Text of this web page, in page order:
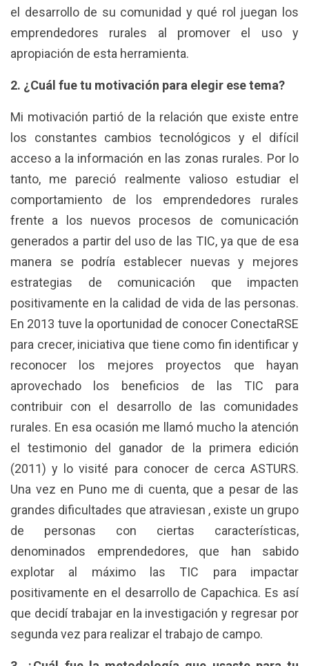
el desarrollo de su comunidad y qué rol juegan los
emprendedores rurales al promover el uso y
apropiación de esta herramienta.
2. ¿Cuál fue tu motivación para elegir ese tema?
Mi motivación partió de la relación que existe entre
los constantes cambios tecnológicos y el difícil
acceso a la información en las zonas rurales. Por lo
tanto, me pareció realmente valioso estudiar el
comportamiento de los emprendedores rurales
frente a los nuevos procesos de comunicación
generados a partir del uso de las TIC, ya que de esa
manera se podría establecer nuevas y mejores
estrategias de comunicación que impacten
positivamente en la calidad de vida de las personas.
En 2013 tuve la oportunidad de conocer ConectaRSE
para crecer, iniciativa que tiene como fin identificar y
reconocer los mejores proyectos que hayan
aprovechado los beneficios de las TIC para
contribuir con el desarrollo de las comunidades
rurales. En esa ocasión me llamó mucho la atención
el testimonio del ganador de la primera edición
(2011) y lo visité para conocer de cerca ASTURS.
Una vez en Puno me di cuenta, que a pesar de las
grandes dificultades que atraviesan , existe un grupo
de personas con ciertas características,
denominados emprendedores, que han sabido
explotar al máximo las TIC para impactar
positivamente en el desarrollo de Capachica. Es así
que decidí trabajar en la investigación y regresar por
segunda vez para realizar el trabajo de campo.